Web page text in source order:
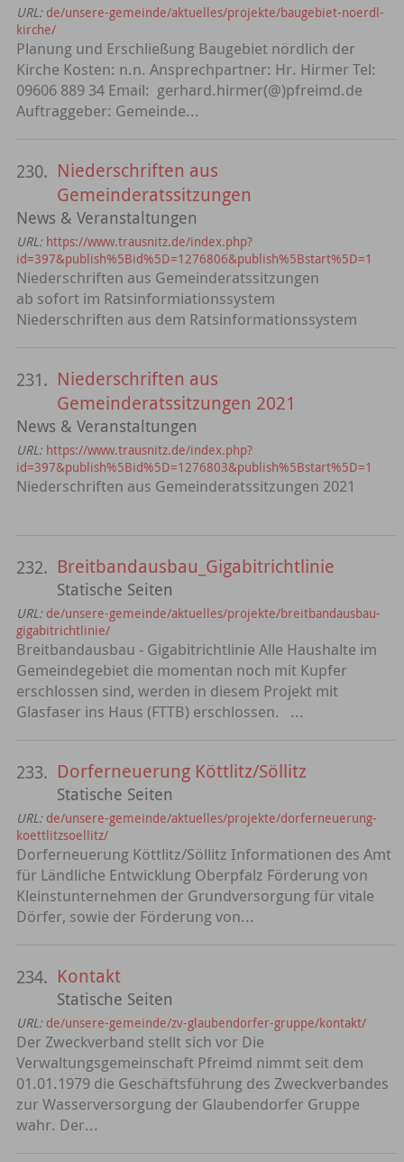
URL: de/unsere-gemeinde/aktuelles/projekte/baugebiet-noerdl-
kirche/
Planung und Erschließung Baugebiet nördlich der
Kirche Kosten: n.n. Ansprechpartner: Hr. Hirmer Tel:
09606 889 34 Email: gerhard.hirmer(@)pfreimd.de
Auftraggeber: Gemeinde...
230. Niederschriften aus
Gemeinderatssitzungen
News & Veranstaltungen
URL: https://www.trausnitz.de/index.php?
id=397&publish%5Bid%5D=1276806&publish%5Bstart%5D=1
Niederschriften aus Gemeinderatssitzungen
ab sofort im Ratsinformiationssystem
Niederschriften aus dem Ratsinformationssystem
231. Niederschriften aus
Gemeinderatssitzungen 2021
News & Veranstaltungen
URL: https://www.trausnitz.de/index.php?
id=397&publish%5Bid%5D=1276803&publish%5Bstart%5D=1
Niederschriften aus Gemeinderatssitzungen 2021
232. Breitbandausbau_Gigabitrichtlinie
Statische Seiten
URL: de/unsere-gemeinde/aktuelles/projekte/breitbandausbau-
gigabitrichtlinie/
Breitbandausbau - Gigabitrichtlinie Alle Haushalte im
Gemeindegebiet die momentan noch mit Kupfer
erschlossen sind, werden in diesem Projekt mit
Glasfaser ins Haus (FTTB) erschlossen. ...
233. Dorferneuerung Köttlitz/Söllitz
Statische Seiten
URL: de/unsere-gemeinde/aktuelles/projekte/dorferneuerung-
koettlitzsoellitz/
Dorferneuerung Köttlitz/Söllitz Informationen des Amt
für Ländliche Entwicklung Oberpfalz Förderung von
Kleinstunternehmen der Grundversorgung für vitale
Dörfer, sowie der Förderung von...
234. Kontakt
Statische Seiten
URL: de/unsere-gemeinde/zv-glaubendorfer-gruppe/kontakt/
Der Zweckverband stellt sich vor Die
Verwaltungsgemeinschaft Pfreimd nimmt seit dem
01.01.1979 die Geschäftsführung des Zweckverbandes
zur Wasserversorgung der Glaubendorfer Gruppe
wahr. Der...